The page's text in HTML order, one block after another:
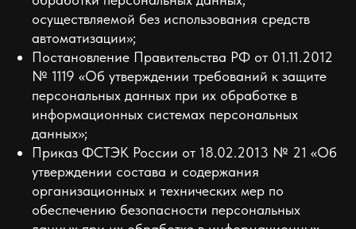
осуществляемой без использования средств
автоматизации»;
Постановление Правительства РФ от 01.11.2012
№ 1119 «Об утверждении требований к защите
персональных данных при их обработке в
информационных системах персональных
данных»;
Приказ ФСТЭК России от 18.02.2013 № 21 «Об
утверждении состава и содержания
организационных и технических мер по
обеспечению безопасности персональных